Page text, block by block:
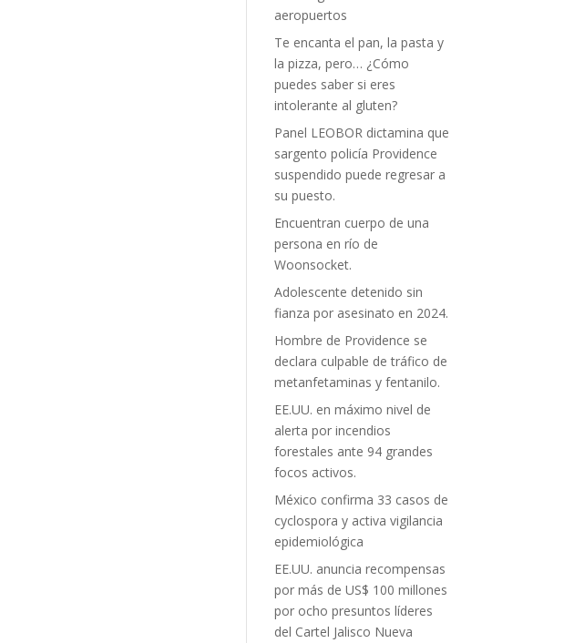
aeropuertos
Te encanta el pan, la pasta y
la pizza, pero… ¿Cómo
puedes saber si eres
intolerante al gluten?
Panel LEOBOR dictamina que
sargento policía Providence
suspendido puede regresar a
su puesto.
Encuentran cuerpo de una
persona en río de
Woonsocket.
Adolescente detenido sin
fianza por asesinato en 2024.
Hombre de Providence se
declara culpable de tráfico de
metanfetaminas y fentanilo.
EE.UU. en máximo nivel de
alerta por incendios
forestales ante 94 grandes
focos activos.
México confirma 33 casos de
cyclospora y activa vigilancia
epidemiológica
EE.UU. anuncia recompensas
por más de US$ 100 millones
por ocho presuntos líderes
del Cartel Jalisco Nueva